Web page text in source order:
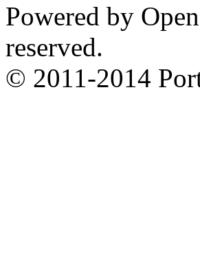
Powered by
reserved.
© 2011-2014